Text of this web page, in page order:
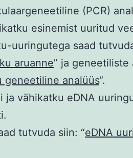
(PCR)
esinemist uuritud
uuringutega saad
aruanne” ja geneetiliste
geneetiline analüüs“.
ja vähikatku eDNA
tutvuda siin: “eDNA